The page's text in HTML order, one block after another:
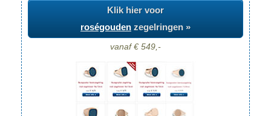
Klik hier voor
roségouden zegelringen »
vanaf € 549,-